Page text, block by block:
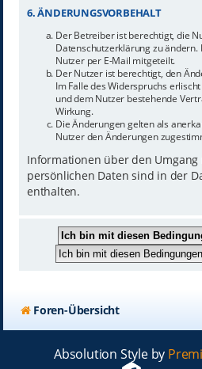
6. ÄNDERUNGSVORBEHALT
Der Betreiber ist berechtigt, die
Datenschutzerklärung zu
Nutzer per E-Mail mitgeteilt.
Der Nutzer ist berechtigt, den
Im Falle des Widerspruchs
und dem Nutzer bestehende
Wirkung.
Die Änderungen gelten als
Nutzer den Änderungen
Informationen über den
persönlichen Daten sind in der
enthalten.
Foren-Übersicht
Absolution Style by